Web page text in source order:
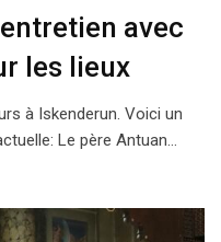
avec
les lieux
à Iskenderun. Voici un
Le père Antuan…